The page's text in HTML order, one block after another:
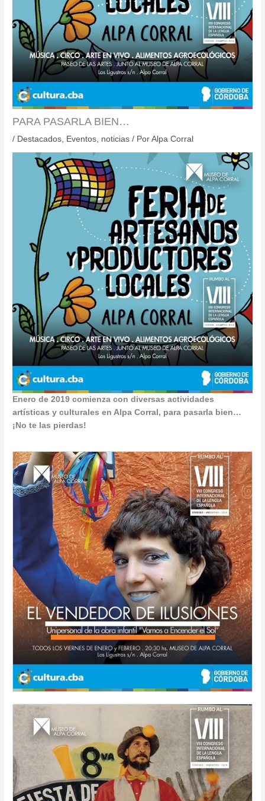
PARA PASARLA BIEN…
/ Destacados Eventos noticias / PorAlpa Corral
Enero de 2019 comienza con diversas actividades
artísticas y culturales en Alpa Corral, para pasarla bien…
¡No te las pierdas!